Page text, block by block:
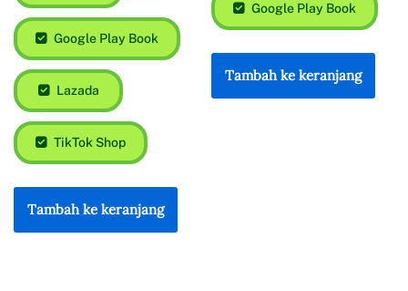
Google Play Book
Lazada
TikTok Shop
Tambah ke keranjang
Google Play Book
Tambah ke keranjang